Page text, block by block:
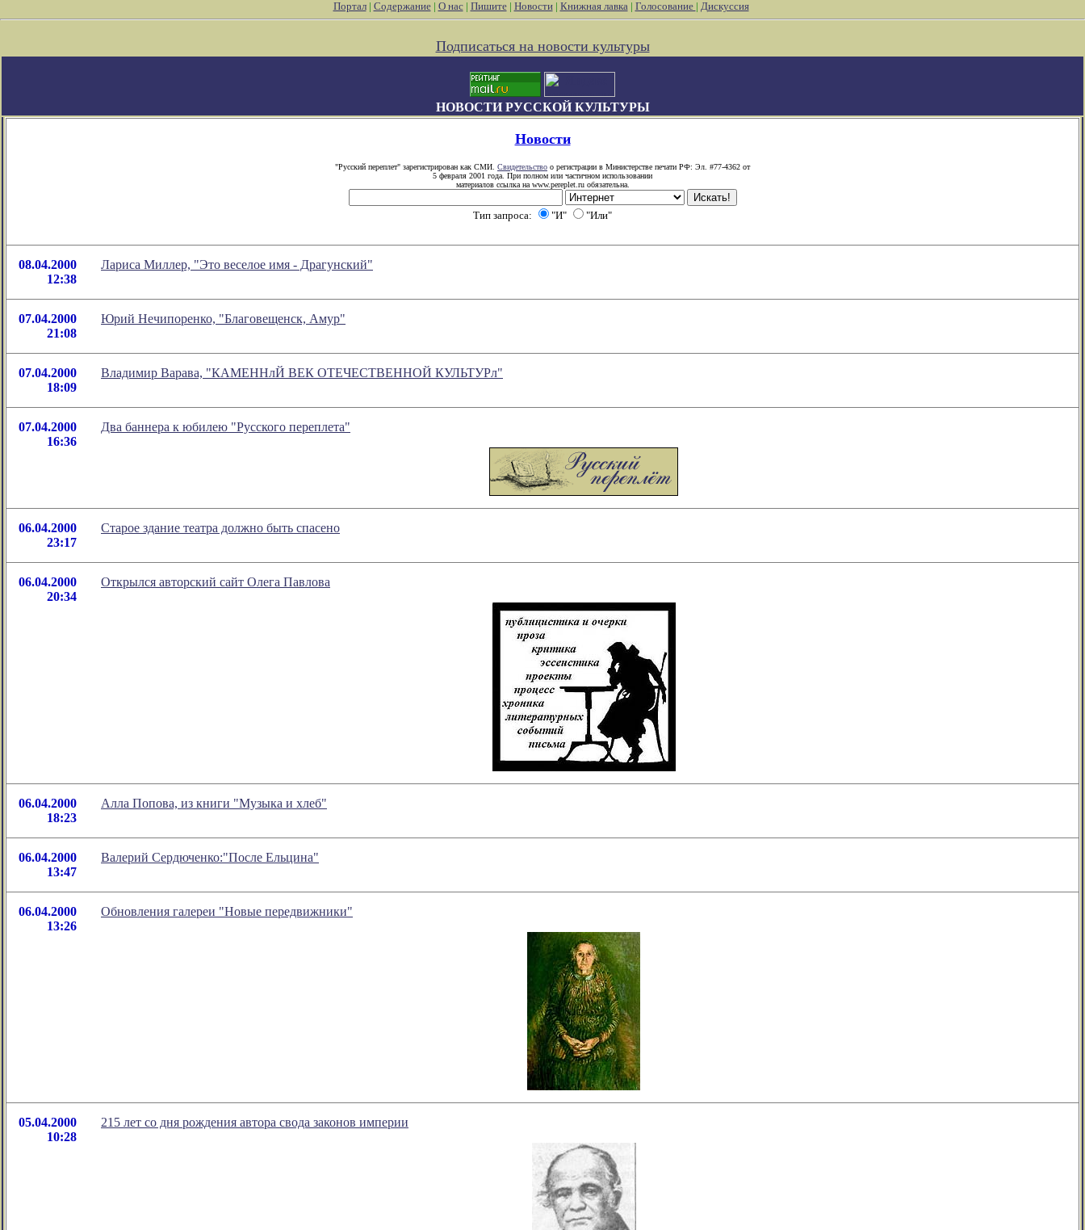
Портал| Содержание| О нас| Пишите| Новости| Книжная лавка| Голосование | Дискуссия
Подписаться на новости культуры
НОВОСТИ РУССКОЙ КУЛЬТУРЫ
Новости
"Русский переплет" зарегистрирован как СМИ. Свидетельство о регистрации в Министерстве печати РФ: Эл. #77-4362 от
5 февраля 2001 года. При полном или частичном использовании
материалов ссылка на www.pereplet.ru обязательна.
Тип запроса: "И" "Или"
08.04.2000
12:38
Лариса Миллер, "Это веселое имя - Драгунский"
07.04.2000
21:08
Юрий Нечипоренко, "Благовещенск, Амур"
07.04.2000
18:09
Владимир Варава, "КАМЕННлЙ ВЕК ОТЕЧЕСТВЕННОЙ КУЛЬТУРл"
07.04.2000
16:36
Два баннера к юбилею "Русского переплета"
06.04.2000
23:17
Старое здание театра должно быть спасено
06.04.2000
20:34
Открылся авторский сайт Олега Павлова
06.04.2000
18:23
Алла Попова, из книги "Музыка и хлеб"
06.04.2000
13:47
Валерий Сердюченко:"После Ельцина"
06.04.2000
13:26
Обновления галереи "Новые передвижники"
05.04.2000
10:28
215 лет со дня рождения автора свода законов империи